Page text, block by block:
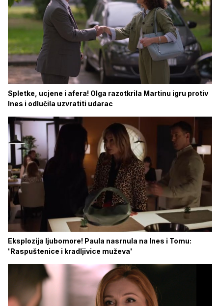
Spletke, ucjene i afera! Olga razotkrila Martinu igru protiv
Ines i odlučila uzvratiti udarac
Eksplozija ljubomore! Paula nasrnula na Ines i Tomu:
'Raspuštenice i kradljivice muževa'